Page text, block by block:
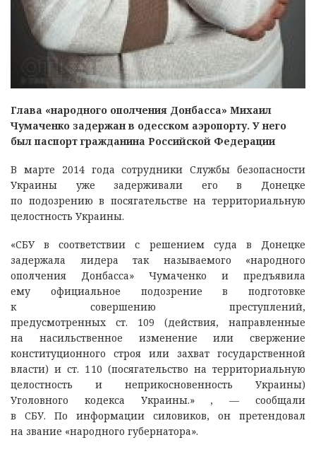
Глава «народного ополчения Донбасса» Михаил
Чумаченко задержан в одесском аэропорту. У него
был паспорт гражданина Российской Федерации
В марте 2014 года сотрудники Службы безопасности
Украины уже задерживали его в Донецке
по подозрению в посягательстве на территориальную
целостность Украины.
«СБУ в соответствии с решением суда в Донецке
задержала лидера так называемого «народного
ополчения Донбасса» Чумаченко и предъявила
ему официальное подозрение в подготовке
к совершению преступлений,
предусмотренных ст. 109 (действия, направленные
на насильственное изменение или свержение
конституционного строя или захват государственной
власти) и ст. 110 (посягательство на территориальную
целостность и неприкосновенность Украины)
Уголовного кодекса Украины.» , — сообщали
в СБУ. По информации силовиков, он претендовал
на звание «народного губернатора».